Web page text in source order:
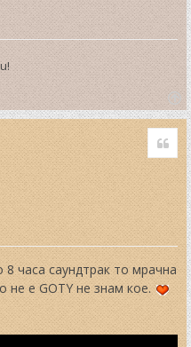
T
o
p
часа саундтрак то мрачна
не е GOTY не знам кое.